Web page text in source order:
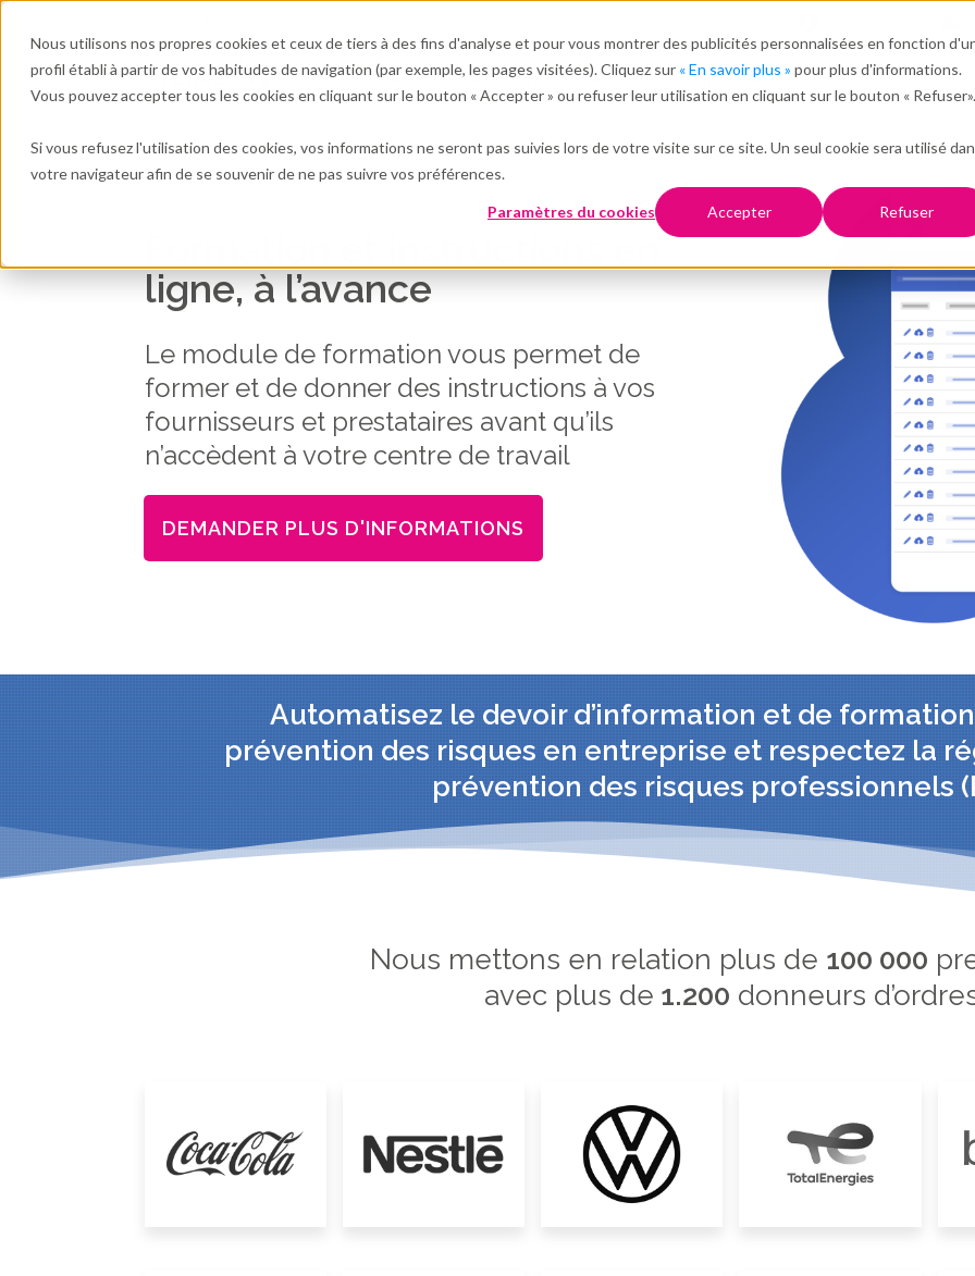
Nous utilisons nos propres cookies et ceux de tiers à des fins d'analyse et pour vous montrer des publicités personnalisées en fonction
profil établi à partir de vos habitudes de navigation (par exemple, les pages visitées). Cliquez sur « En savoir plus » pour plus d'informations.
Vous pouvez accepter tous les cookies en cliquant sur le bouton « Accepter » ou refuser leur utilisation en cliquant sur le bouton « Refuser».
Si vous refusez l'utilisation des cookies, vos informations ne seront pas suivies lors de votre visite sur ce site. Un seul cookie sera utilisé
votre navigateur afin de se souvenir de ne pas suivre vos préférences.
Paramètres du cookies Accepter Refuser
Logiciel Ressources Clients
ligne, à l’avance
Le module de formation vous permet de
former et de donner des instructions à vos
fournisseurs et prestataires avant qu’ils
n’accèdent à votre centre de travail
DEMANDER PLUS D'INFORMATIONS
Automatisez le devoir d’information et de
prévention des risques en entreprise et respectez la
prévention des risques professionnels
Nous mettons en relation plus de 100 000
avec plus de 1.200 donneurs